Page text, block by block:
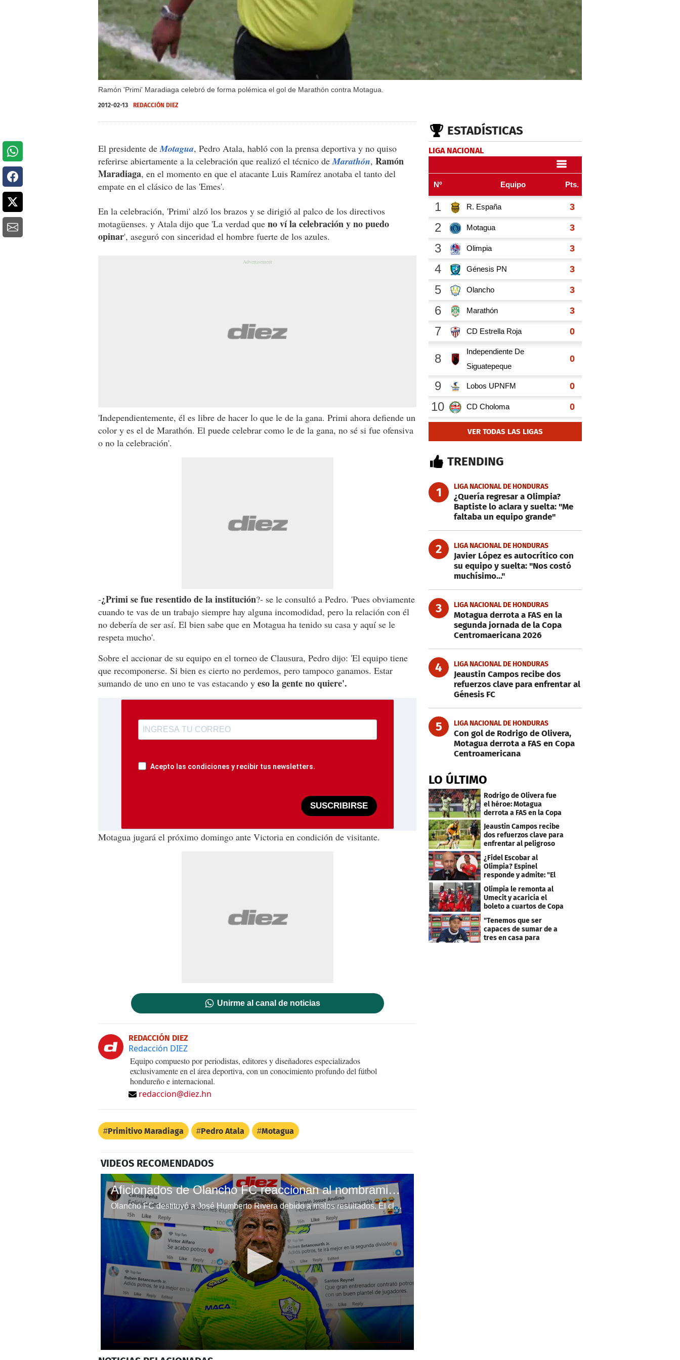
Ramón 'Primi' Maradiaga celebró de forma polémica el gol de Marathón contra Motagua.
2012-02-13 REDACCIÓN DIEZ
El presidente de Motagua, Pedro Atala, habló con la prensa deportiva y no quiso
referirse abiertamente a la celebración que realizó el técnico de Marathón, Ramón
Maradiaga, en el momento en que el atacante Luis Ramírez anotaba el tanto del
empate en el clásico de las 'Emes'.
En la celebración, 'Primi' alzó los brazos y se dirigió al palco de los directivos
motagüenses. y Atala dijo que 'La verdad que no ví la celebración y no puedo
opinar', aseguró con sinceridad el hombre fuerte de los azules.
'Independientemente, él es libre de hacer lo que le de la gana. Primi ahora defiende un
color y es el de Marathón. El puede celebrar como le de la gana, no sé si fue ofensiva
o no la celebración'.
-¿Primi se fue resentido de la institución?- se le consultó a Pedro. 'Pues obviamente
cuando te vas de un trabajo siempre hay alguna incomodidad, pero la relación con él
no debería de ser así. El bien sabe que en Motagua ha tenido su casa y aquí se le
respeta mucho'.
Sobre el accionar de su equipo en el torneo de Clausura, Pedro dijo: 'El equipo tiene
que recomponerse. Si bien es cierto no perdemos, pero tampoco ganamos. Estar
sumando de uno en uno te vas estacando y eso la gente no quiere'.
Acepto las condiciones y recibir tus newsletters.
SUSCRIBIRSE
Motagua jugará el próximo domingo ante Victoria en condición de visitante.
Unirme al canal de noticias
REDACCIÓN DIEZ
Redacción DIEZ
Equipo compuesto por periodistas, editores y diseñadores especializados
exclusivamente en el área deportiva, con un conocimiento profundo del fútbol
hondureño e internacional.
redaccion@diez.hn
Primitivo Maradiaga Pedro Atala Motagua
VIDEOS RECOMENDADOS
Aficionados de Olancho FC reaccionan al nombramiento de Primi Maradiaga como técnico de Potros
Olancho FC destituyó a José Humberto Rivera debido a malos resultados. El club era uno de los candidatos a pelear en la zona alta de la tabla debido a su fuerte inversión. Sin embargo, su actualidad es muy lejana a los objetivos iniciales. El presidente del equipo, Samuel García, hizo oficial la llegada de Ramón Maradiaga al equipo y así reaccionó la afición.
ESTADÍSTICAS
LIGA NACIONAL
VER TODAS LAS LIGAS
TRENDING
1 LIGA NACIONAL DE HONDURAS
¿Quería regresar a Olimpia?
Baptiste lo aclara y suelta: "Me
faltaba un equipo grande"
2 LIGA NACIONAL DE HONDURAS
Javier López es autocrítico con
su equipo y suelta: "Nos costó
muchísimo..."
3 LIGA NACIONAL DE HONDURAS
Motagua derrota a FAS en la
segunda jornada de la Copa
Centromaericana 2026
4 LIGA NACIONAL DE HONDURAS
Jeaustin Campos recibe dos
refuerzos clave para enfrentar al
Génesis FC
5 LIGA NACIONAL DE HONDURAS
Con gol de Rodrigo de Olivera,
Motagua derrota a FAS en Copa
Centroamericana
LO ÚLTIMO
Rodrigo de Olivera fue
el héroe: Motagua
derrota a FAS en la Copa
Centroamericana
Jeaustin Campos recibe
dos refuerzos clave para
enfrentar al peligroso
Génesis FC
¿Fidel Escobar al
Olimpia? Espinel
responde y admite: "El
resultado fue corto"
Olimpia le remonta al
Umecit y acaricia el
boleto a cuartos de Copa
"Tenemos que ser
capaces de sumar de a
tres en casa para